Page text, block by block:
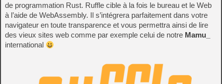
de programmation Rust. Ruffle cible à la fois le bureau et le Web
à l’aide de WebAssembly. Il s’intégrera parfaitement dans votre
navigateur en toute transparence et vous permettra ainsi de lire
des vieux sites web comme par exemple celui de notre Mamu_
international